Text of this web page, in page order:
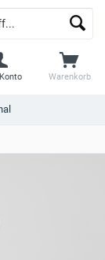
Warenkorb